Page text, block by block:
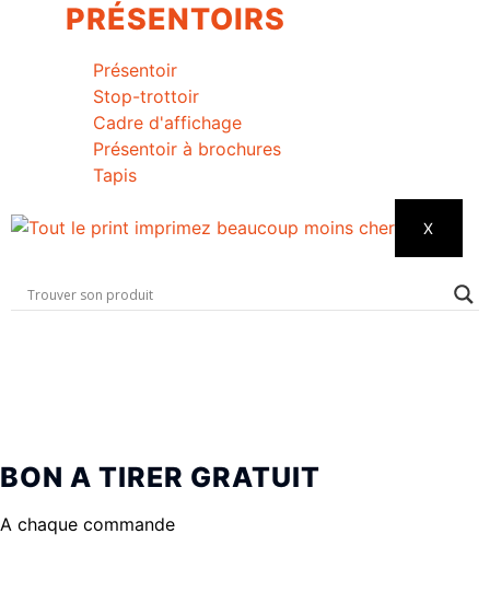
PRÉSENTOIRS
Présentoir
Stop-trottoir
Cadre d'affichage
Présentoir à brochures
Tapis
X
BON A TIRER GRATUIT
A chaque commande